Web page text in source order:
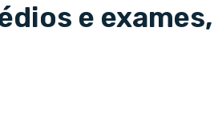
e exames,